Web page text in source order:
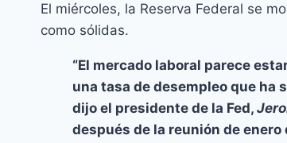
El miércoles, la Reserva Federal se
como sólidas.
“El mercado laboral parece
una tasa de desempleo que ha
dijo el presidente de la Fed,
después de la reunión de